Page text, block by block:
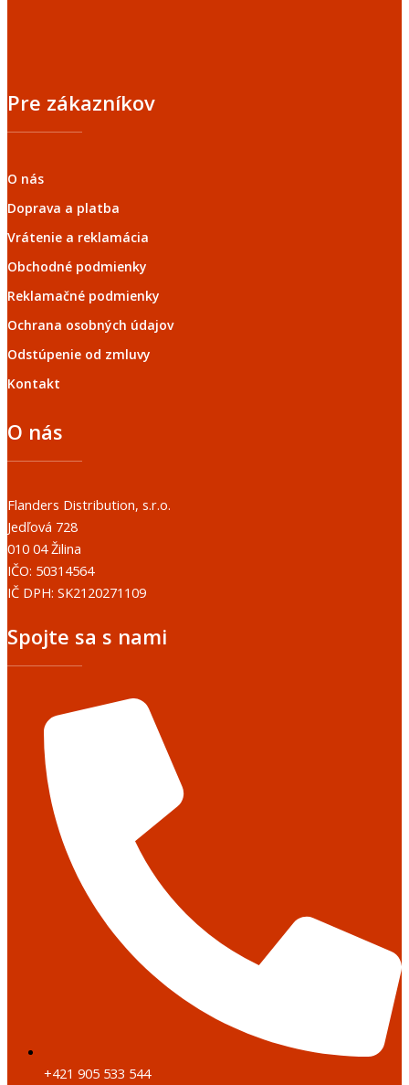
Pre zákazníkov
O nás
Doprava a platba
Vrátenie a reklamácia
Obchodné podmienky
Reklamačné podmienky
Ochrana osobných údajov
Odstúpenie od zmluvy
Kontakt
O nás
Flanders Distribution, s.r.o.
Jedľová 728
010 04 Žilina
IČO: 50314564
IČ DPH: SK2120271109
Spojte sa s nami
+421 905 533 544